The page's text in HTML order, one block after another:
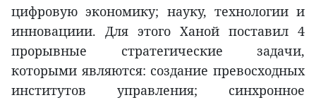
цифровую экономику; науку, технологии и
инновациии. Для этого Ханой поставил 4
прорывные стратегические задачи,
которыми являются: создание превосходных
институтов управления; синхронное